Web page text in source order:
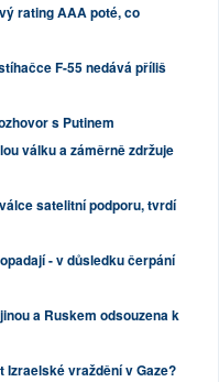
rating AAA poté, co
F-55 nedává příliš
s Putinem
válku a záměrně zdržuje
satelitní podporu, tvrdí
- v důsledku čerpání
a Ruskem odsouzena k
Izraelské vraždění v Gaze?